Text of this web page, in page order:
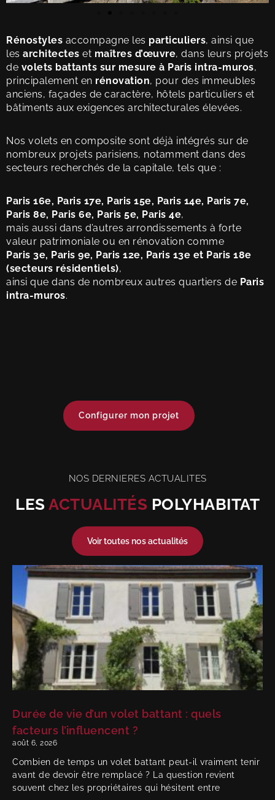
Rénostyles accompagne les particuliers, ainsi que
les architectes et maîtres d’œuvre, dans leurs projets
de volets battants sur mesure à Paris intra-muros,
principalement en rénovation, pour des immeubles
anciens, façades de caractère, hôtels particuliers et
bâtiments aux exigences architecturales élevées.
Nos volets en composite sont déjà intégrés sur de
nombreux projets parisiens, notamment dans des
secteurs recherchés de la capitale, tels que :
Paris 16e, Paris 17e, Paris 15e, Paris 14e, Paris 7e,
Paris 8e, Paris 6e, Paris 5e, Paris 4e,
mais aussi dans d’autres arrondissements à forte
valeur patrimoniale ou en rénovation comme
Paris 3e, Paris 9e, Paris 12e, Paris 13e et Paris 18e
(secteurs résidentiels),
ainsi que dans de nombreux autres quartiers de Paris
intra-muros.
Configurer mon projet
NOS DERNIERES ACTUALITES
LES ACTUALITÉS POLYHABITAT
Voir toutes nos actualités
Durée de vie d’un volet battant : quels
facteurs l’influencent ?
août 6, 2026
Combien de temps un volet battant peut-il vraiment tenir
avant de devoir être remplacé ? La question revient
souvent chez les propriétaires qui hésitent entre